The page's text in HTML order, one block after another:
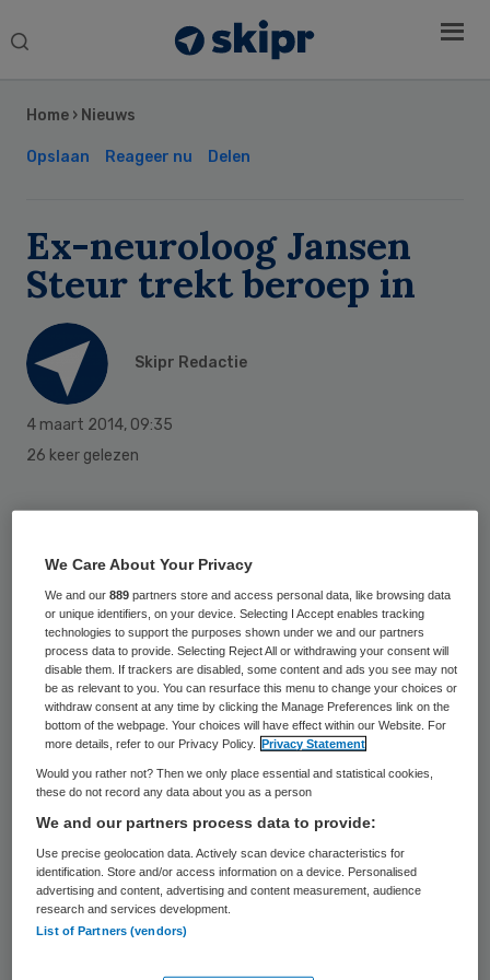
Search
Home › Nieuws
Opslaan Reageer nu Delen
Ex-neuroloog Jansen
Steur trekt beroep in
Skipr Redactie
4 maart 2014, 09:35
26 keer gelezen
De omstreden ex-neuroloog Ernst Jansen
Steur uit Medisch Spectrum Twente in
Enschede heeft het hoger beroep in zijn
tuchtzaak ingetrokken. Dat heeft het
Centraal Tuchtcollege voor de
Gezondheidszorg maandag bevestigd
tegenover letselschade-jurist Yme Drost,
meldt Nu.nl. De intrekking van het beroep
betekent dat Jansen Steur nooit meer mag
als arts aan de slag mag.
Het Medisch Tuchtcollege bepaalde in
december 2013 dat Jansen Steur zichnooit
meer in mag schrijven in het BIG-register
Sidebar
We Care About Your Privacy
We and our889 partners store and access personal data, like browsing data
or unique identifiers, on your device. Selecting I Accept enables tracking
technologies to support the purposes shown under we and our partners
process data to provide. Selecting Reject All or withdrawing your consent will
disable them. If trackers are disabled, some content and ads you see may not
be as relevant to you. You can resurface this menu to change your choices or
withdraw consent at any time by clicking the Manage Preferences link on the
bottom of the webpage. Your choices will have effect within our Website. For
more details, refer to our Privacy Policy.
Privacy Statement
Would you rather not? Then we only place essential and statistical cookies,
these do not record any data about you as a person
We and our partners process data to provide:
Use precise geolocation data. Actively scan device characteristics for
identification. Store and/or access information on a device. Personalised
advertising and content, advertising and content measurement, audience
research and services development.
List of Partners (vendors)